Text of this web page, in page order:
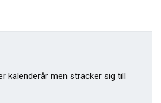
kalenderår men sträcker sig till